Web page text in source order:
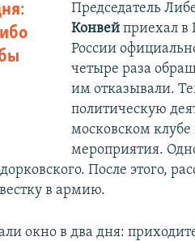
Председатель
Конвейприехал в
России
четыре раза
им отказывали.
политическую
московском
мероприятия.
После этого,
в армию.
окно в два дня: